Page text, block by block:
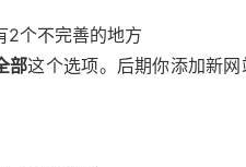
2个不完善的地方
部这个选项。后期你添加新